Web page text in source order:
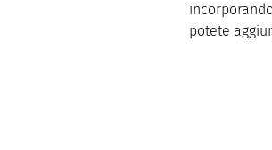
incorporando
potete